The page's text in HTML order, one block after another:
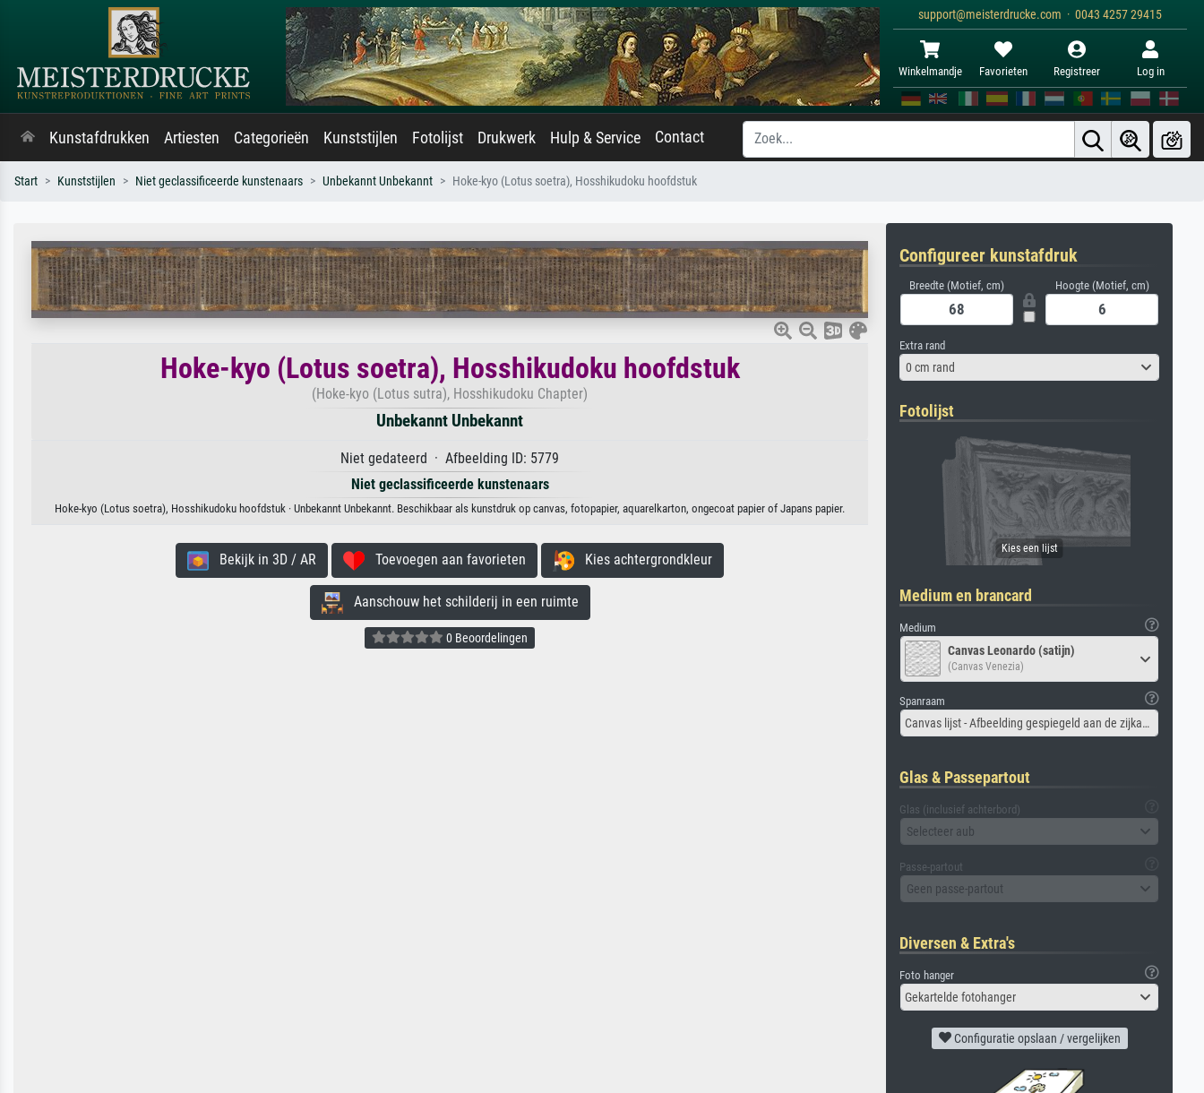
support@meisterdrucke.com · 0043 4257 29415
Winkelmandje Favorieten Registreer Log in
Kunstafdrukken Artiesten Categorieën Kunststijlen Fotolijst Drukwerk Hulp & Service Contact
Start Kunststijlen Niet geclassificeerde kunstenaars Unbekannt Unbekannt Hoke-kyo (Lotus soetra), Hosshikudoku hoofdstuk
Hoke-kyo (Lotus soetra), Hosshikudoku hoofdstuk
(Hoke-kyo (Lotus sutra), Hosshikudoku Chapter)
Unbekannt Unbekannt
Niet gedateerd · Afbeelding ID: 5779
Niet geclassificeerde kunstenaars
Hoke-kyo (Lotus soetra), Hosshikudoku hoofdstuk · Unbekannt Unbekannt. Beschikbaar als kunstdruk op canvas, fotopapier, aquarelkarton, ongecoat papier of Japans papier.
Bekijk in 3D / AR Toevoegen aan favorieten Kies achtergrondkleur
Aanschouw het schilderij in een ruimte
0 Beoordelingen
Configureer kunstafdruk
Breedte (Motief, cm) Hoogte (Motief, cm)
Extra rand
0 cm rand
Fotolijst
Medium en brancard
Medium
Canvas Leonardo (satijn)
(Canvas Venezia)
Spanraam
Canvas lijst - Afbeelding gespiegeld aan de zijkant
Glas & Passepartout
Glas (inclusief achterbord)
Selecteer aub
Passe-partout
Geen passe-partout
Diversen & Extra's
Foto hanger
Gekartelde fotohanger
Configuratie opslaan / vergelijken